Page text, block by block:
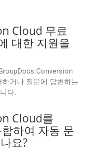
Cloud 무료
대한 지원을
거나 질문에 답변하는
다.
Cloud를
하여 자동 문
요?